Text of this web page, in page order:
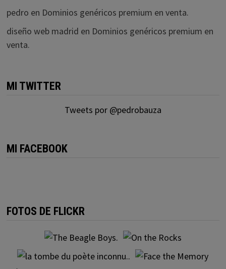
pedro en Dominios genéricos premium en venta.
diseño web madrid en Dominios genéricos premium en
venta.
MI TWITTER
Tweets por @pedrobauza
MI FACEBOOK
FOTOS DE FLICKR